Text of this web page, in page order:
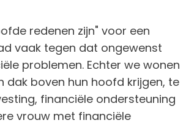
redenen zijn" voor een
vaak tegen dat ongewenst
problemen. Echter we wonen
dak boven hun hoofd krijgen, te
financiële ondersteuning
vrouw met financiële